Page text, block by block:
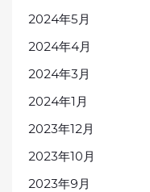
2024年5月
2024年4月
2024年3月
2024年1月
2023年12月
2023年10月
2023年9月